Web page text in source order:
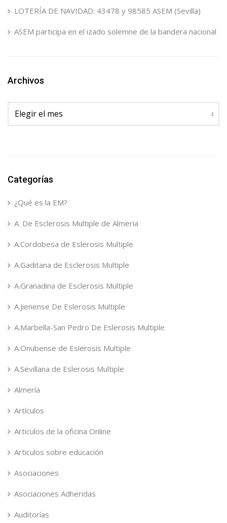
LOTERÍA DE NAVIDAD: 43478 y 98585 ASEM (Sevilla)
ASEM participa en el izado solemne de la bandera nacional
Archivos
Archivos
Categorías
¿Qué es la EM?
A. De Esclerosis Multiple de Almeria
A.Cordobesa de Eslerosis Multiple
A.Gaditana de Esclerosis Multiple
A.Granadina de Esclerosis Multiple
A.Jienense De Eslerosis Multiple
A.Marbella-San Pedro De Eslerosis Multiple
A.Onubense de Eslerosis Multiple
A.Sevillana de Eslerosis Multiple
Almería
Artículos
Articulos de la oficina Online
Articulos sobre educación
Asociaciones
Asociaciones Adheridas
Auditorías